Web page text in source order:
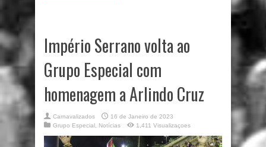
Império Serrano volta ao
Grupo Especial com
homenagem a Arlindo Cruz
Carnavalizados
16 de Janeiro de 2023
Grupo Especial
Notícias 1,411 Visualizaçoes